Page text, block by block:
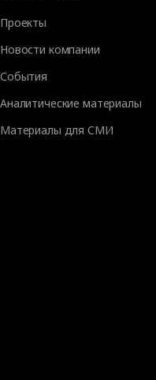
Проекты
Новости компании
События
Аналитические материалы
Материалы для СМИ